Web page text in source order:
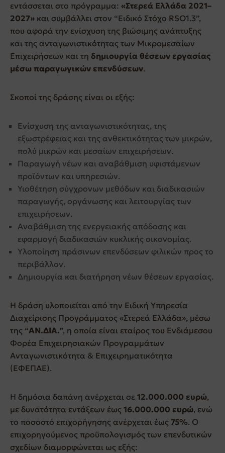
εντάσσεται στο πρόγραμμα: «Στερεά Ελλάδα 2021–
2027» και συμβάλλει στον “Ειδικό Στόχο RSO1.3”,
που αφορά την ενίσχυση της βιώσιμης ανάπτυξης
και της ανταγωνιστικότητας των Μικρομεσαίων
Επιχειρήσεων και τη δημιουργία θέσεων εργασίας
μέσω παραγωγικών επενδύσεων.
Σκοποί της δράσης είναι οι εξής:
Ενίσχυση της ανταγωνιστικότητας, της
εξωστρέφειας και της ανθεκτικότητας των μικρών,
πολύ μικρών και μεσαίων επιχειρήσεων.
Παραγωγή νέων και αναβάθμιση υφιστάμενων
προϊόντων και υπηρεσιών.
Υιοθέτηση σύγχρονων μεθόδων και διαδικασιών
παραγωγής, οργάνωσης και λειτουργίας των
επιχειρήσεων.
Αναβάθμιση της ενεργειακής απόδοσης και
εφαρμογή διαδικασιών κυκλικής οικονομίας.
Υλοποίηση πράσινων επενδύσεων φιλικών προς το
περιβάλλον.
Δημιουργία και διατήρηση νέων θέσεων εργασίας.
Η δράση υλοποιείται από την Ειδική Υπηρεσία
Διαχείρισης Προγράμματος «Στερεά Ελλάδα», μέσω
της “ΑΝ.ΔΙΑ.”, η οποία είναι εταίρος του Ενδιάμεσου
Φορέα Επιχειρησιακών Προγραμμάτων
Ανταγωνιστικότητα & Επιχειρηματικότητα
(ΕΦΕΠΑΕ).
Η δημόσια δαπάνη ανέρχεται σε 12.000.000 ευρώ,
με δυνατότητα εντάξεων έως 16.000.000 ευρώ, ενώ
το ποσοστό επιχορήγησης ανέρχεται έως 75%. Ο
επιχορηγούμενος προϋπολογισμός των επενδυτικών
σχεδίων διαμορφώνεται ως εξής: